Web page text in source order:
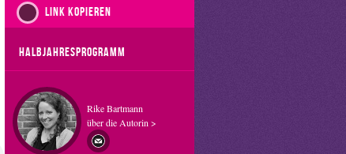
Link kopieren
Halbjahresprogramm
Rike Bartmann
über die Autorin >